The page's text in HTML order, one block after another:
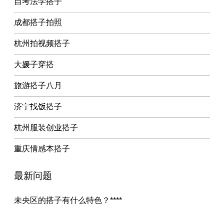
成都搭子拍照
杭州拍视频搭子
大媛子穿搭
旅游搭子八月
济宁找饭搭子
杭州服装创业搭子
重庆情感本搭子
最新问题
未央区的搭子有什么特色？****